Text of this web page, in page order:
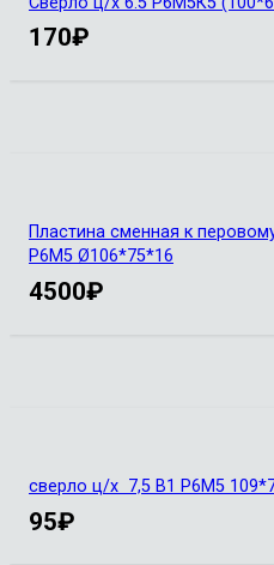
170₽
Пластина сменная к
Р6М5 Ø106*75*16
4500₽
сверло ц/х 7,5 B1 Р6М5
95₽